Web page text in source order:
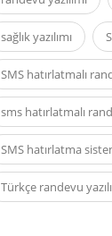
sağlık yazılımı
SMS hatırlatmalı
sms hatırlatmalı
SMS hatırlatma
Türkçe randevu